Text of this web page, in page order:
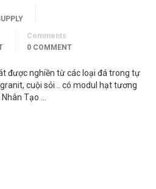
Comments
0 COMMENT
được nghiền từ các loại đá trong tự
cuội sỏi .. có modul hạt tương
Tạo …